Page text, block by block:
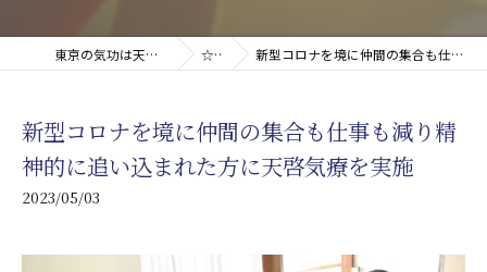
東京の気功は天啓気療院(天啓気功療法治療院) ☆ブログ 新型コロナを境に仲間の集合も仕事も減り精神的に追い込まれた方に天啓気療を実施
新型コロナを境に仲間の集合も仕事も減り精
神的に追い込まれた方に天啓気療を実施
2023/05/03